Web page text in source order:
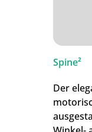
Spine²
Der